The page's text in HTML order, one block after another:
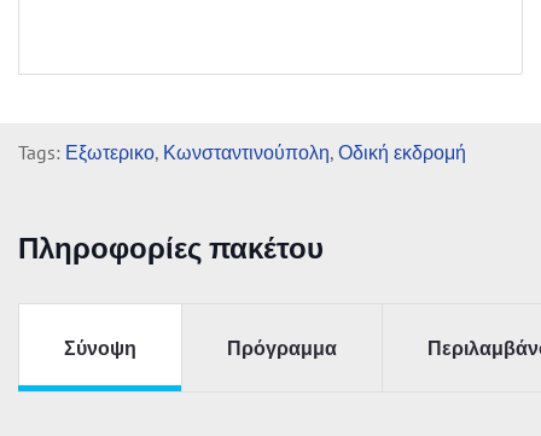
Tags: Εξωτερικο, Κωνσταντινούπολη, Οδική εκδρομή
Πληροφορίες πακέτου
Σύνοψη Πρόγραμμα